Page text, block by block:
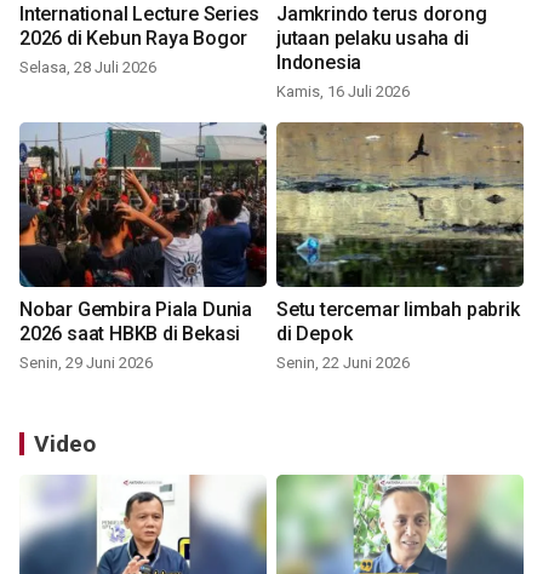
International Lecture Series
2026 di Kebun Raya Bogor
Selasa, 28 Juli 2026
Jamkrindo terus dorong
jutaan pelaku usaha di
Indonesia
Kamis, 16 Juli 2026
Nobar Gembira Piala Dunia
2026 saat HBKB di Bekasi
Senin, 29 Juni 2026
Setu tercemar limbah pabrik
di Depok
Senin, 22 Juni 2026
Video